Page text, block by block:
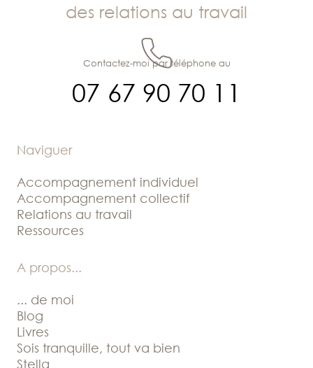
des relations au travail
07 67 90 70 11
Contactez-moi par téléphone au
Naviguer
Accompagnement individuel
Accompagnement collectif
Relations au travail
Ressources
A propos...
... de moi
Blog
Livres
Sois tranquille, tout va bien
Stella